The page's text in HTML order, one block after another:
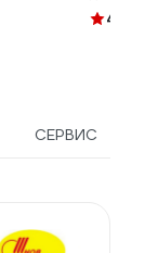
4.7
СЕРВИС